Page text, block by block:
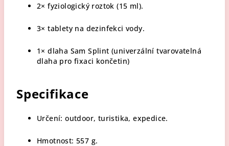
2× fyziologický roztok (15 ml).
3× tablety na dezinfekci vody.
1× dlaha Sam Splint (univerzální tvarovatelná
dlaha pro fixaci končetin)
Specifikace
Určení: outdoor, turistika, expedice.
Hmotnost: 557 g.